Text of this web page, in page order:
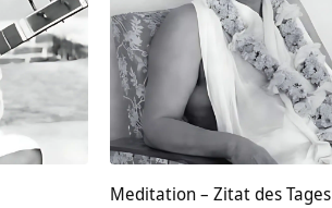
Meditation – Zitat des Tages